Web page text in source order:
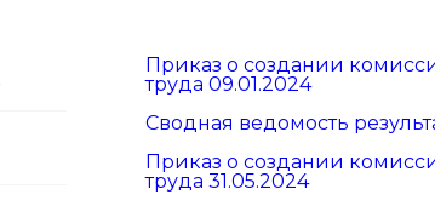
Приказ о создании
труда 09.01.2024
Сводная ведомость
Приказ о создании
труда 31.05.2024